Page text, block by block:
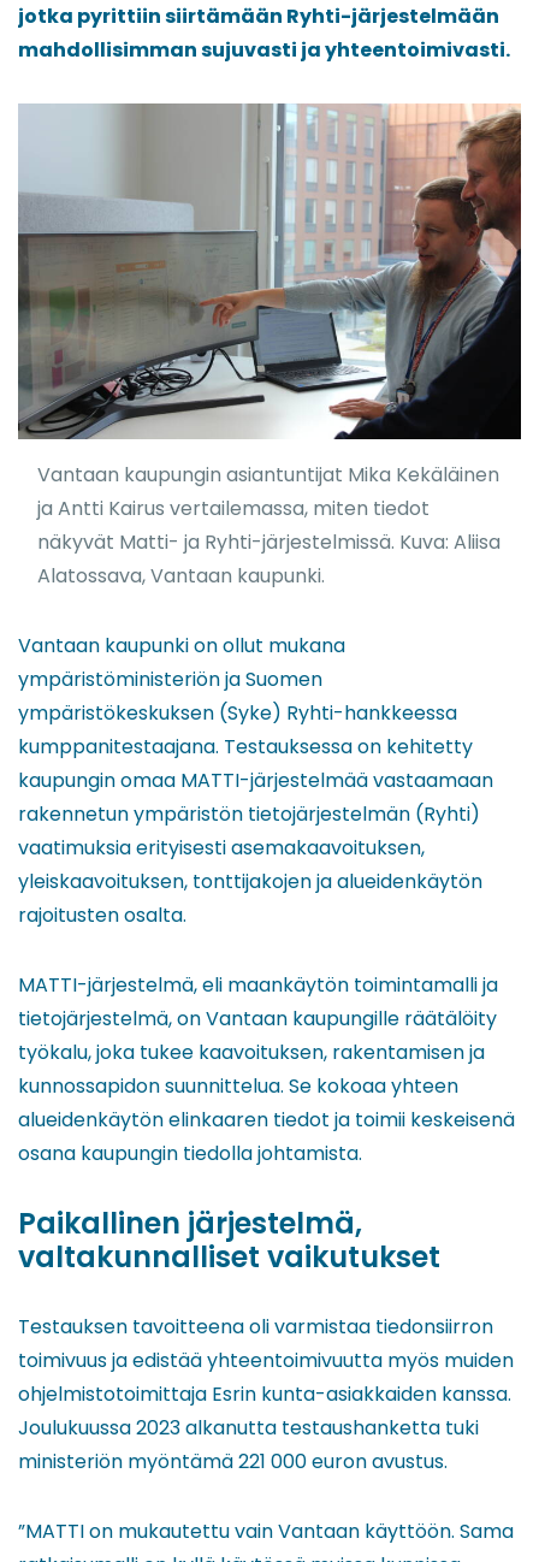
jotka pyrittiin siirtämään Ryhti-järjestelmään
mahdollisimman sujuvasti ja yhteentoimivasti.
Vantaan kaupungin asiantuntijat Mika Kekäläinen
ja Antti Kairus vertailemassa, miten tiedot
näkyvät Matti- ja Ryhti-järjestelmissä. Kuva: Aliisa
Alatossava, Vantaan kaupunki.
Vantaan kaupunki on ollut mukana
ympäristöministeriön ja Suomen
ympäristökeskuksen (Syke) Ryhti-hankkeessa
kumppanitestaajana. Testauksessa on kehitetty
kaupungin omaa MATTI-järjestelmää vastaamaan
rakennetun ympäristön tietojärjestelmän (Ryhti)
vaatimuksia erityisesti asemakaavoituksen,
yleiskaavoituksen, tonttijakojen ja alueidenkäytön
rajoitusten osalta.
MATTI-järjestelmä, eli maankäytön toimintamalli ja
tietojärjestelmä, on Vantaan kaupungille räätälöity
työkalu, joka tukee kaavoituksen, rakentamisen ja
kunnossapidon suunnittelua. Se kokoaa yhteen
alueidenkäytön elinkaaren tiedot ja toimii keskeisenä
osana kaupungin tiedolla johtamista.
Paikallinen järjestelmä,
valtakunnalliset vaikutukset
Testauksen tavoitteena oli varmistaa tiedonsiirron
toimivuus ja edistää yhteentoimivuutta myös muiden
ohjelmistotoimittaja Esrin kunta-asiakkaiden kanssa.
Joulukuussa 2023 alkanutta testaushanketta tuki
ministeriön myöntämä 221 000 euron avustus.
”MATTI on mukautettu vain Vantaan käyttöön. Sama